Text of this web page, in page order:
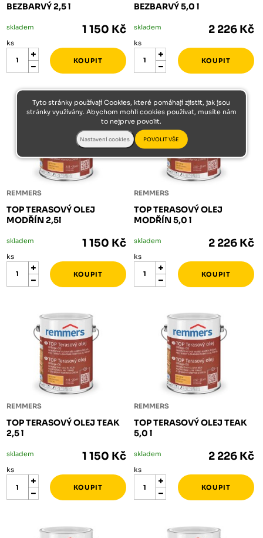
BEZBARVÝ 2,5 l
skladem 1 150 Kč
ks
BEZBARVÝ 5,0 l
skladem 2 226 Kč
ks
REMMERS
TOP TERASOVÝ OLEJ
MODŘÍN 2,5l
skladem 1 150 Kč
ks
REMMERS
TOP TERASOVÝ OLEJ
MODŘÍN 5,0 l
skladem 2 226 Kč
ks
REMMERS
TOP TERASOVÝ OLEJ TEAK
2,5 l
skladem 1 150 Kč
ks
REMMERS
TOP TERASOVÝ OLEJ TEAK
5,0 l
skladem 2 226 Kč
ks
Tyto stránky používají Cookies, které pomáhají zjistit, jak jsou
stránky využívány. Abychom mohli cookies používat, musíte nám
to nejprve povolit.